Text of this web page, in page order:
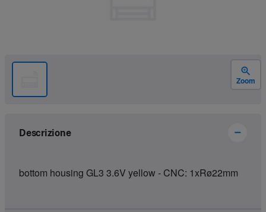
zoom_in
Zoom
Descrizione
bottom housing GL3 3.6V yellow - CNC: 1xRø22mm